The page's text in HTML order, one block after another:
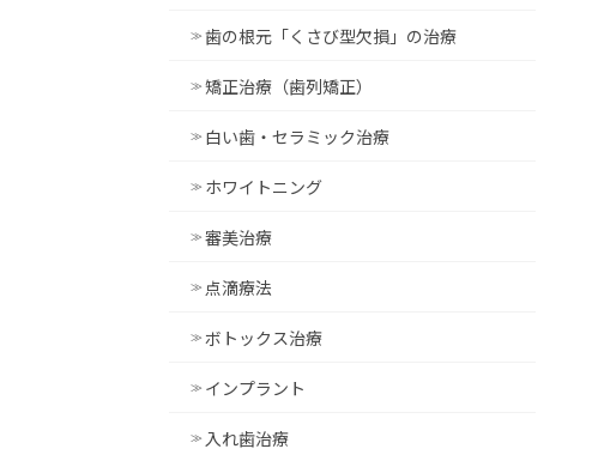
歯の根元「くさび型欠損」の治療
矯正治療（歯列矯正）
白い歯・セラミック治療
ホワイトニング
審美治療
点滴療法
ボトックス治療
インプラント
入れ歯治療